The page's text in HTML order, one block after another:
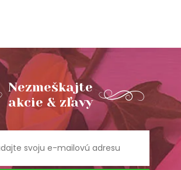
Nezmeškajte
akcie & zľavy